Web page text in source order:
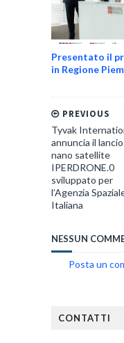
Presentato il
in Regione
PREVIOUS
Tyvak
annuncia il
nano satellite
IPERDRONE.0
sviluppato per
l’Agenzia
Italiana
NESSUN
Posta un
CONTATTI